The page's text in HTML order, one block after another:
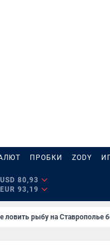
ПРОБКИ ZODY
USD 80,93
EUR 93,19
ловить рыбу на Ставрополье